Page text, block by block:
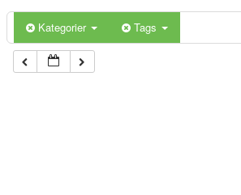
Kategorier Tags